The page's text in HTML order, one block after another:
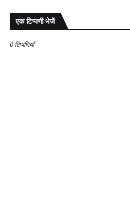
एक टिप्पणी भेजें
0 टिप्पणियाँ